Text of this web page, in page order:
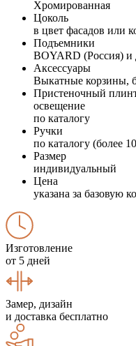
Хромированная
Цоколь
в цвет фасадов или
Подъемники
BOYARD (Россия) и
Аксессуары
Выкатные корзины,
Пристеночный
освещение
по каталогу
Ручки
по каталогу (более
Размер
индивидуальный
Цена
указана за базовую
Изготовление
от 5 дней
Замер, дизайн
и доставка бесплатно